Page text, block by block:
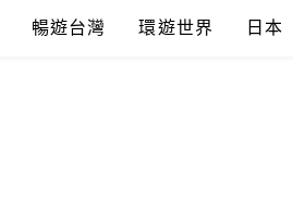
暢遊台灣 環遊世界 日本